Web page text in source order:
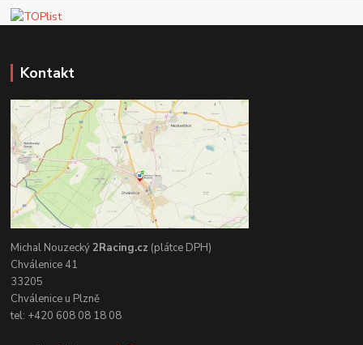
Kontakt
Michal Nouzecký2Racing.cz (plátce DPH)
Chválenice 41
33205
Chválenice u Plzně
tel: +420 608 08 18 08